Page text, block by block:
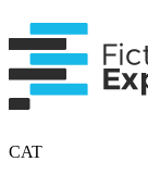
CAT